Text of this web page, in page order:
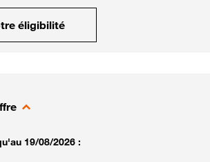
éligibilité
19/08/2026 :